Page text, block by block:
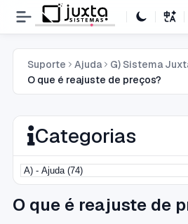
Suporte Ajuda G) Sistema
O que é reajuste de preços?
Categorias
O que é reajuste de